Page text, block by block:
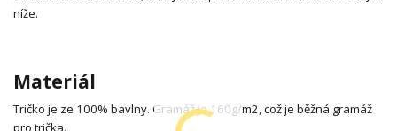
níže.
Materiál
Tričko je ze 100% bavlny. Gramáž je 160g/m2, což je běžná gramáž
pro trička.